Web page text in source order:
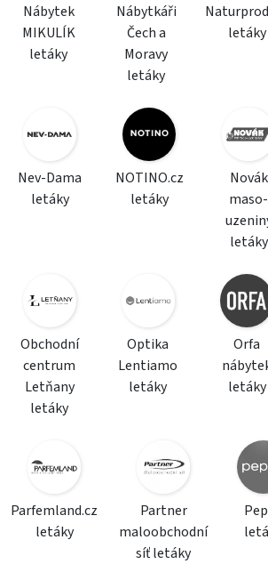
Nábytek
MIKULÍK
letáky
Nábytkáři
Čech a
Moravy
letáky
letáky
Nev-Dama
letáky
NOTINO.cz
letáky
Novák
maso-
letáky
Obchodní
centrum
Letňany
letáky
Optika
Lentiamo
letáky
Orfa
letáky
Parfemland.cz
letáky
Partner
maloobchodní
síť letáky